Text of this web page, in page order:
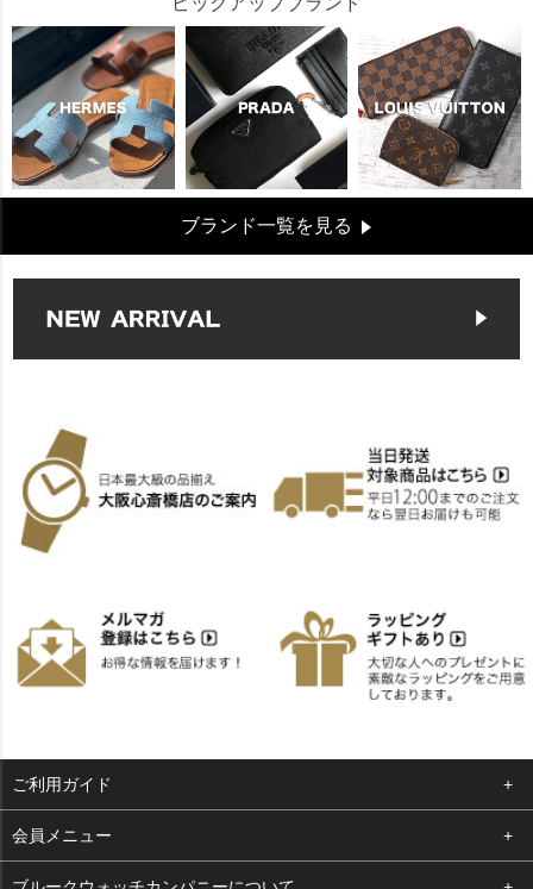
ブランド一覧を見る
ご利用ガイド
よくある質問
会員メニュー